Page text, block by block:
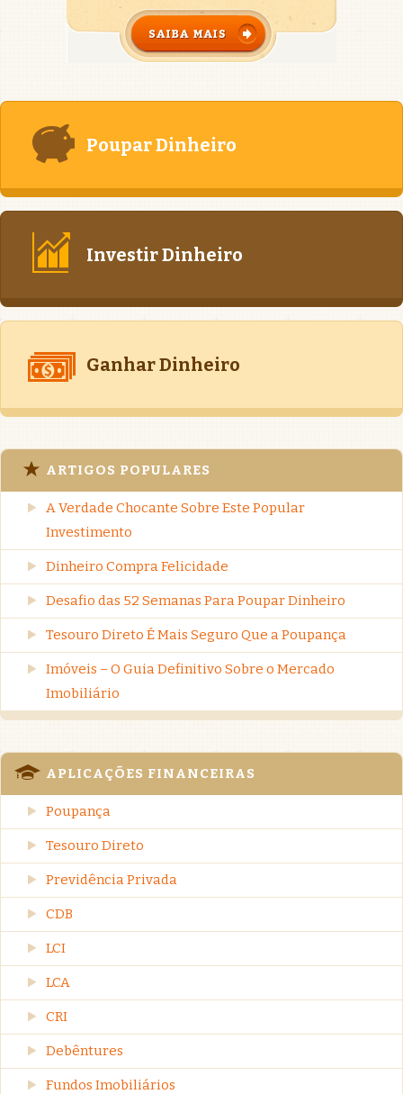
Poupar Dinheiro
Investir Dinheiro
Ganhar Dinheiro
ARTIGOS POPULARES
A Verdade Chocante Sobre Este Popular
Investimento
Dinheiro Compra Felicidade
Desafio das 52 Semanas Para Poupar Dinheiro
Tesouro Direto É Mais Seguro Que a Poupança
Imóveis – O Guia Definitivo Sobre o Mercado
Imobiliário
APLICAÇÕES FINANCEIRAS
Poupança
Tesouro Direto
Previdência Privada
CDB
LCI
LCA
CRI
Debêntures
Fundos Imobiliários